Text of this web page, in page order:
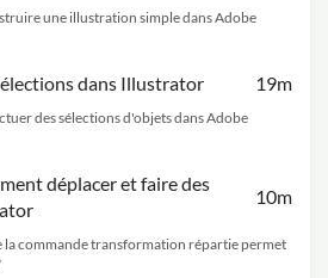
une illustration simple dans Adobe
dans Illustrator 19m
des sélections d'objets dans Adobe
déplacer et faire des
10m
la commande transformation répartie permet